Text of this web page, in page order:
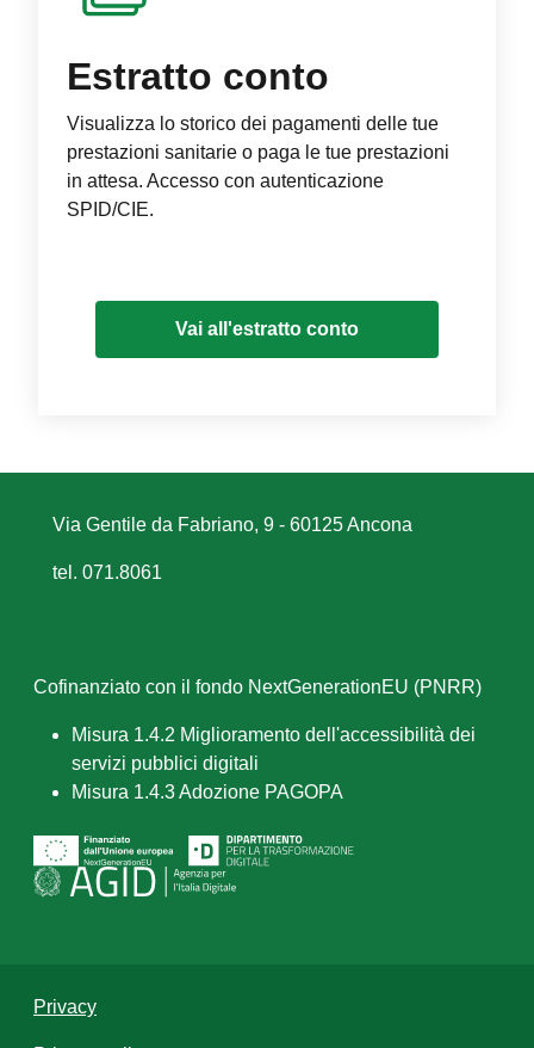
Estratto conto
Visualizza lo storico dei pagamenti delle tue
prestazioni sanitarie o paga le tue prestazioni
in attesa. Accesso con autenticazione
SPID/CIE.
Vai all'estratto conto
Via Gentile da Fabriano, 9 - 60125 Ancona
tel. 071.8061
Cofinanziato con il fondo NextGenerationEU (PNRR)
Misura 1.4.2 Miglioramento dell'accessibilità dei
servizi pubblici digitali
Misura 1.4.3 Adozione PAGOPA
Privacy